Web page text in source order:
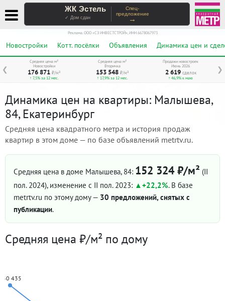
ЖК Эстель
✓ Дом сдан
Спец-
предложение
→
Реклама. ООО «СЗ ИНВЕСТСТРОЙ», ИНН 6678067973
Новостройки Котт. посёлки Объявления Динамика цен и
❮ ❯
Средняя цена м²
Новостройки
176 871 ₽/м²
↑ 7,5% за 12 мес.
Средняя цена м²
Вторичка
153 548 ₽/м²
↑ 17,9% за 12 мес.
Продажи новостроек
Июнь 2026
2 619 сделок
↑ 46,9% к маю
Динамика цен на квартиры: Малышева,
84, Екатеринбург
Средняя цена квадратного метра и история продаж
квартир в этом доме — по базе объявлений metrtv.ru.
Средняя цена в доме Малышева, 84: 152 324 ₽/м² (II
пол. 2024), изменение с II пол. 2023: +22,2%. В базе
metrtv.ru по этому дому — 30 предложений, снятых с
публикации.
Средняя цена ₽/м² по дому
435